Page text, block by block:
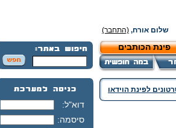
שלום אורח, (התחבר)
פינת הכותבים
לפינת הוידאו
דוא"ל:
סיסמה: